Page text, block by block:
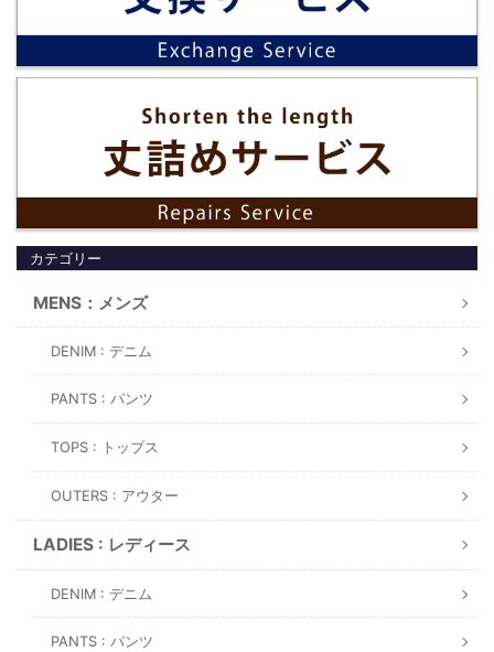
カテゴリー
MENS：メンズ
DENIM : デニム
PANTS : パンツ
TOPS : トップス
OUTERS : アウター
LADIES : レディース
DENIM : デニム
PANTS : パンツ